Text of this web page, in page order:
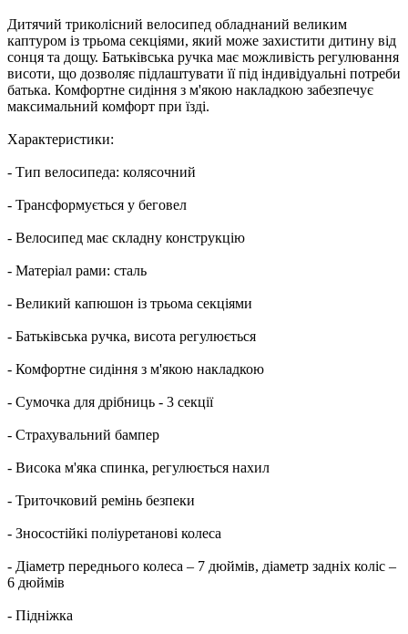
Дитячий триколісний велосипед обладнаний великим
каптуром із трьома секціями, який може захистити дитину від
сонця та дощу. Батьківська ручка має можливість регулювання
висоти, що дозволяє підлаштувати її під індивідуальні потреби
батька. Комфортне сидіння з м'якою накладкою забезпечує
максимальний комфорт при їзді.
Характеристики:
- Тип велосипеда: колясочний
- Трансформується у беговел
- Велосипед має складну конструкцію
- Матеріал рами: сталь
- Великий капюшон із трьома секціями
- Батьківська ручка, висота регулюється
- Комфортне сидіння з м'якою накладкою
- Сумочка для дрібниць - 3 секції
- Страхувальний бампер
- Висока м'яка спинка, регулюється нахил
- Триточковий ремінь безпеки
- Зносостійкі поліуретанові колеса
- Діаметр переднього колеса – 7 дюймів, діаметр задніх коліс –
6 дюймів
- Підніжка